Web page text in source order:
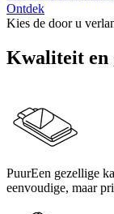
Ontdek
Kies de door u
Kwaliteit en
PuurEen gezellige
eenvoudige, maar